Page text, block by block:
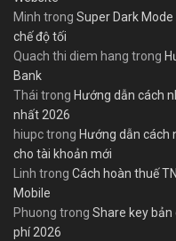
Minh trong Super Dark
chế độ tối
Quach thi diem hang trong
Bank
Thái trong Hướng dẫn cách
nhất 2026
hiupctrong Hướng dẫn cách
cho tài khoản mới
Linh trong Cách hoàn thuế
Mobile
Phuong trong Share key bản
phí 2026